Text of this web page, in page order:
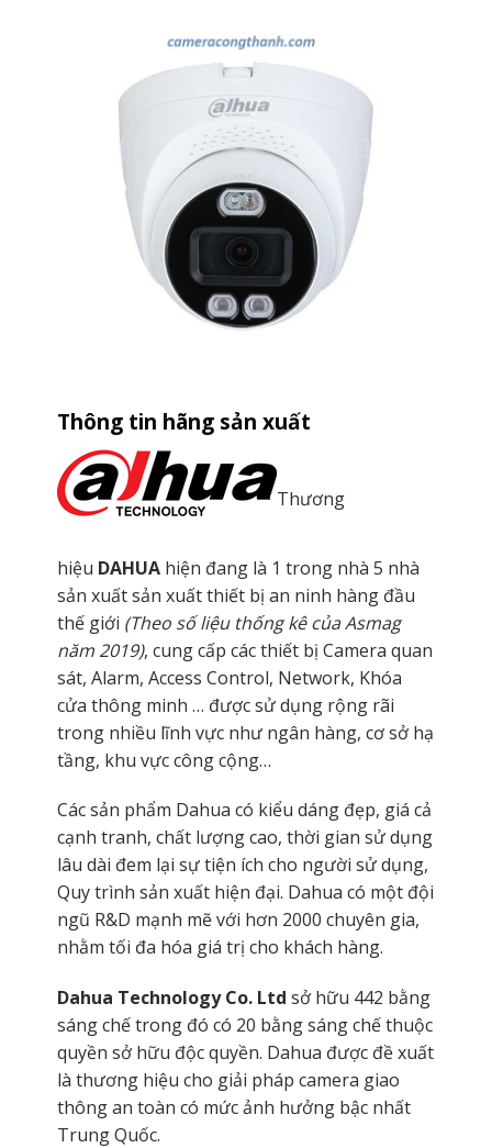
Thông tin hãng sản xuất
Thương
hiệu DAHUAhiện đang là 1 trong nhà 5 nhà
sản xuất sản xuất thiết bị an ninh hàng đầu
thế giới (Theo số liệu thống kê của Asmag
năm 2019), cung cấp các thiết bị Camera quan
sát, Alarm, Access Control, Network, Khóa
cửa thông minh … được sử dụng rộng rãi
trong nhiều lĩnh vực như ngân hàng, cơ sở hạ
tầng, khu vực công cộng…
Các sản phẩm Dahua có kiểu dáng đẹp, giá cả
cạnh tranh, chất lượng cao, thời gian sử dụng
lâu dài đem lại sự tiện ích cho người sử dụng,
Quy trình sản xuất hiện đại. Dahua có một đội
ngũ R&D mạnh mẽ với hơn 2000 chuyên gia,
nhằm tối đa hóa giá trị cho khách hàng.
Dahua Technology Co. Ltd sở hữu 442 bằng
sáng chế trong đó có 20 bằng sáng chế thuộc
quyền sở hữu độc quyền. Dahua được đề xuất
là thương hiệu cho giải pháp camera giao
thông an toàn có mức ảnh hưởng bậc nhất
Trung Quốc.